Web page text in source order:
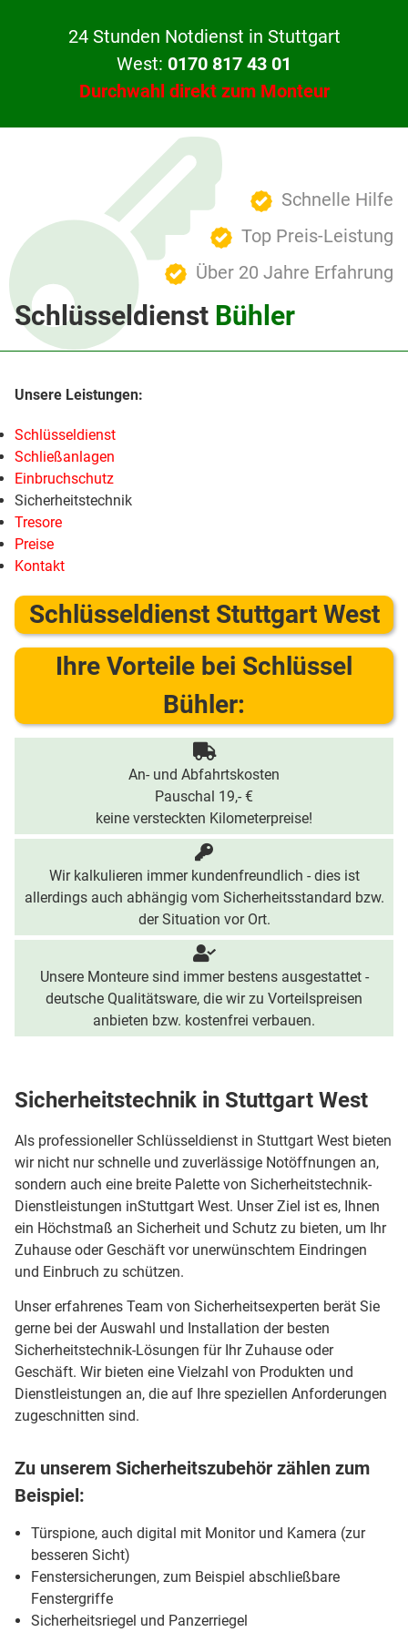
24 Stunden Notdienst in Stuttgart
West: 0170 817 43 01
Durchwahl direkt zum Monteur
Schnelle Hilfe
Top Preis-Leistung
Über 20 Jahre Erfahrung
Schlüsseldienst Bühler
Schlüsseldienst
Schließanlagen
Einbruchschutz
Sicherheitstechnik
Tresore
Preise
Kontakt
Schlüsseldienst Stuttgart West
Ihre Vorteile bei Schlüssel
Bühler:
An- und Abfahrtskosten
Pauschal 19,- €
keine versteckten Kilometerpreise!
Wir kalkulieren immer kundenfreundlich - dies ist
allerdings auch abhängig vom Sicherheitsstandard bzw.
der Situation vor Ort.
Unsere Monteure sind immer bestens ausgestattet -
deutsche Qualitätsware, die wir zu Vorteilspreisen
anbieten bzw. kostenfrei verbauen.
Sicherheitstechnik in Stuttgart West
Als professioneller Schlüsseldienst in Stuttgart West bieten
wir nicht nur schnelle und zuverlässige Notöffnungen an,
sondern auch eine breite Palette von Sicherheitstechnik-
Dienstleistungen inStuttgart West. Unser Ziel ist es, Ihnen
ein Höchstmaß an Sicherheit und Schutz zu bieten, um Ihr
Zuhause oder Geschäft vor unerwünschtem Eindringen
und Einbruch zu schützen.
Unser erfahrenes Team von Sicherheitsexperten berät Sie
gerne bei der Auswahl und Installation der besten
Sicherheitstechnik-Lösungen für Ihr Zuhause oder
Geschäft. Wir bieten eine Vielzahl von Produkten und
Dienstleistungen an, die auf Ihre speziellen Anforderungen
zugeschnitten sind.
Zu unserem Sicherheitszubehör zählen zum
Beispiel:
Türspione, auch digital mit Monitor und Kamera (zur
besseren Sicht)
Fenstersicherungen, zum Beispiel abschließbare
Fenstergriffe
Sicherheitsriegel und Panzerriegel